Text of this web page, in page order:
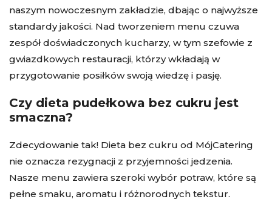
naszym nowoczesnym zakładzie, dbając o najwyższe
standardy jakości. Nad tworzeniem menu czuwa
zespół doświadczonych kucharzy, w tym szefowie z
gwiazdkowych restauracji, którzy wkładają w
przygotowanie posiłków swoją wiedzę i pasję.
Czy dieta pudełkowa bez cukru jest
smaczna?
Zdecydowanie tak! Dieta bez cukru od MójCatering
nie oznacza rezygnacji z przyjemności jedzenia.
Nasze menu zawiera szeroki wybór potraw, które są
pełne smaku, aromatu i różnorodnych tekstur.